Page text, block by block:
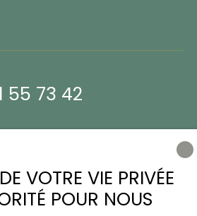
55 73 42
VOTRE VIE PRIVÉE
POUR NOUS